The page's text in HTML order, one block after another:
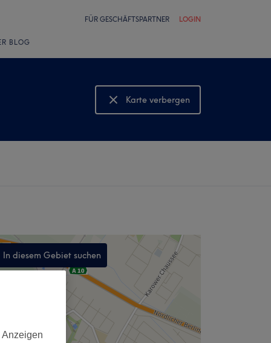
FÜR GESCHÄFTSPARTNER LOGIN
BLOG
Karte verbergen
Karte anzeigen
In diesem Gebiet suchen
,